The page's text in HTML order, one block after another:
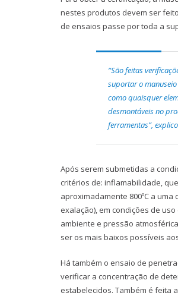
nestes produtos devem ser
de ensaios passe por toda a
“São feitas
suportar o
como quaisquer
desmontáveis no
ferramentas”,
Após serem submetidas a
critérios de: inflamabilidade,
aproximadamente 800ºC a
exalação), em condições de
ambiente e pressão
ser os mais baixos possíveis
Há também o ensaio de
verificar a concentração de
estabelecidos. Também é feita